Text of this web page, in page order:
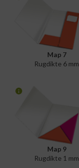
Map 7
Rugdikte 6 mm
Map 9
Rugdikte 1 mm